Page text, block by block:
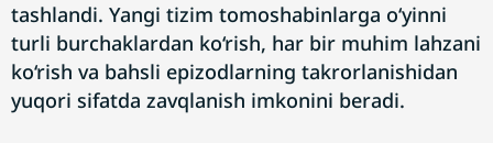
tashlandi. Yangi tizim tomoshabinlarga o‘yinni
turli burchaklardan ko‘rish, har bir muhim lahzani
ko‘rish va bahsli epizodlarning takrorlanishidan
yuqori sifatda zavqlanish imkonini beradi.